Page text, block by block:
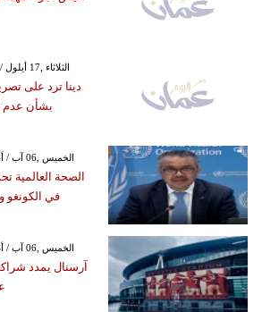
GMT 00:57 2019 الثلاثاء ,17 أيلول / سبتمبر
دينا ترد على
بشأن عدم
GMT 13:30 2026 الخميس ,06 آب / أغسطس
الصحة العالمية
في الكونغو
GMT 18:49 2026 الخميس ,06 آب / أغسطس
آرسنال يمدد